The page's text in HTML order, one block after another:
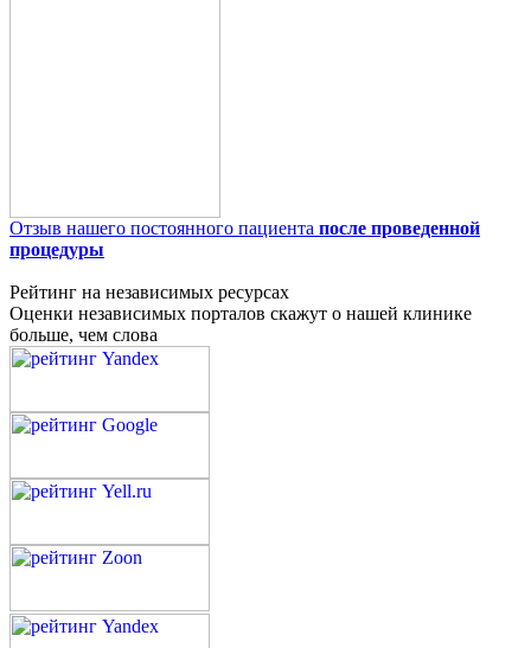
Отзыв нашего постоянного пациента после проведенной
процедуры
Рейтинг на независимых ресурсах
Оценки независимых порталов скажут о нашей клинике
больше, чем слова